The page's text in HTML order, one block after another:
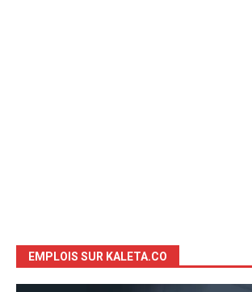
EMPLOIS SUR KALETA.CO